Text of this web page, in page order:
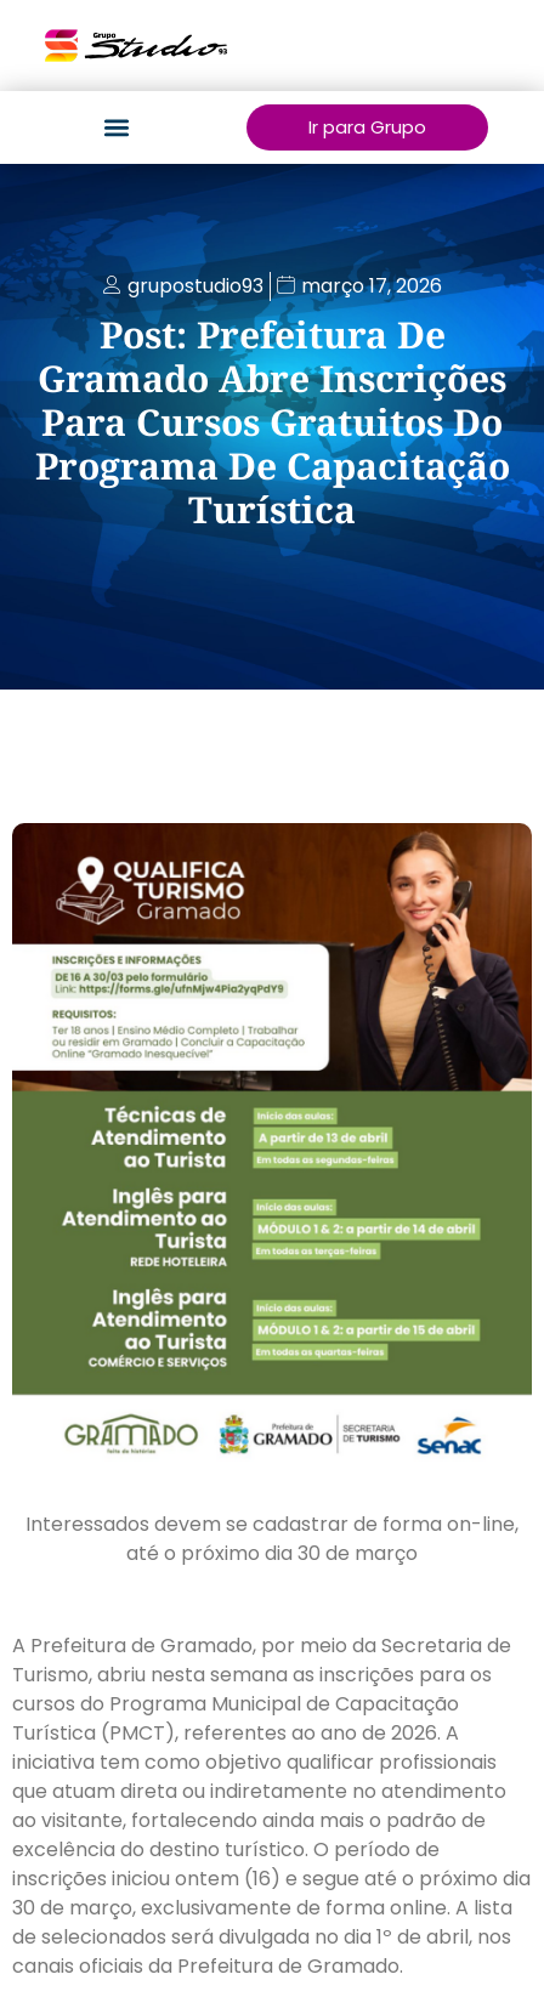
Ir para Grupo
grupostudio93 março 17, 2026
Post: Prefeitura De
Gramado Abre Inscrições
Para Cursos Gratuitos Do
Programa De Capacitação
Turística
Interessados devem se cadastrar de forma on-line,
até o próximo dia 30 de março
A Prefeitura de Gramado, por meio da Secretaria de
Turismo, abriu nesta semana as inscrições para os
cursos do Programa Municipal de Capacitação
Turística (PMCT), referentes ao ano de 2026. A
iniciativa tem como objetivo qualificar profissionais
que atuam direta ou indiretamente no atendimento
ao visitante, fortalecendo ainda mais o padrão de
excelência do destino turístico. O período de
inscrições iniciou ontem (16) e segue até o próximo dia
30 de março, exclusivamente de forma online. A lista
de selecionados será divulgada no dia 1º de abril, nos
canais oficiais da Prefeitura de Gramado.